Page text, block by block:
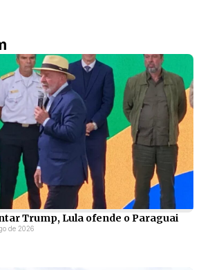
Trump, Lula ofende o Paraguai
de 2026